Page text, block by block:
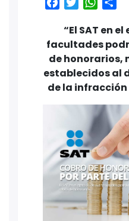
“El SAT en
facultades
de honorarios,
establecidos al
de la